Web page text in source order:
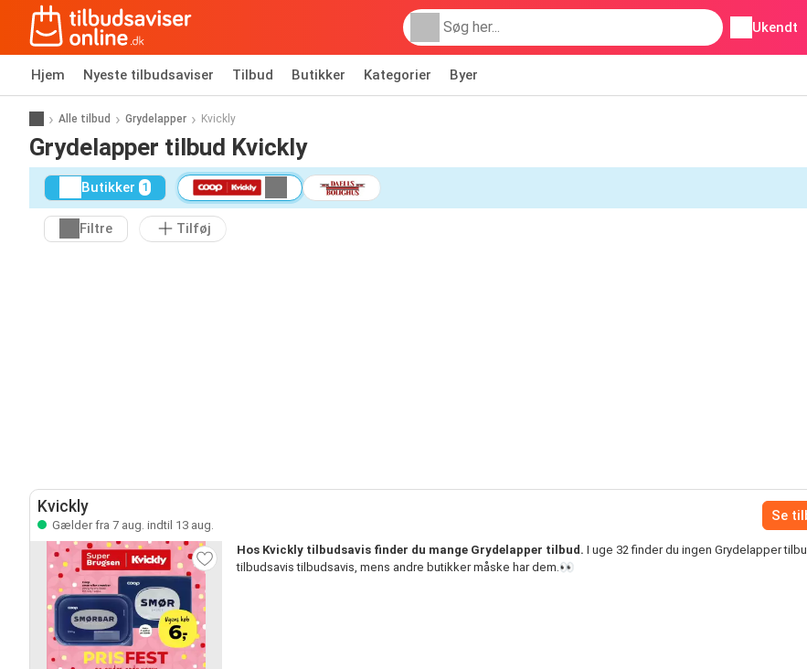
Ukendt
Hjem Nyeste tilbudsaviser Tilbud Butikker Kategorier Byer
Alle tilbud Grydelapper Kvickly
Grydelapper tilbud Kvickly
Butikker 1
Filtre Tilføj
Kvickly
Gælder fra 7 aug. indtil 13 aug.
Se
Hos Kvickly tilbudsavis finder du mange Grydelapper tilbud. I uge 32 finder du ingen Grydelapper
tilbudsavis tilbudsavis, mens andre butikker måske har dem.👀